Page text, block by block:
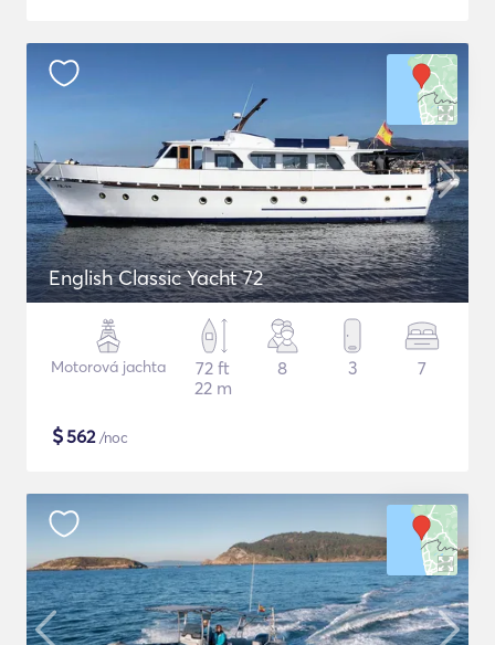
English Classic Yacht 72
Motorová jachta
72 ft
22 m
8 3 7
$562/noc